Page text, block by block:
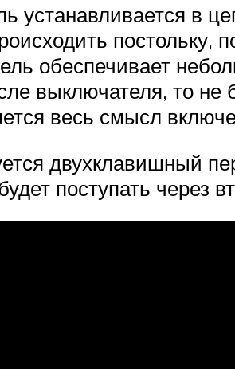
устанавливается в
постольку,
обеспечивает
выключателя, то не
весь смысл
двухклавишный
поступать через